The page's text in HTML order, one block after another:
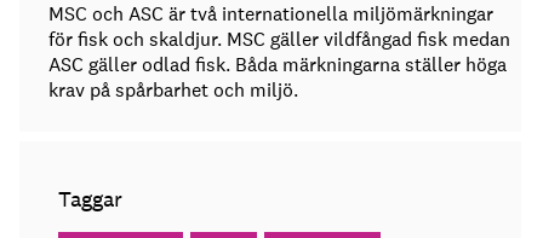
MSC och ASC är två internationella miljömärkningar
för fisk och skaldjur. MSC gäller vildfångad fisk medan
ASC gäller odlad fisk. Båda märkningarna ställer höga
krav på spårbarhet och miljö.
Taggar